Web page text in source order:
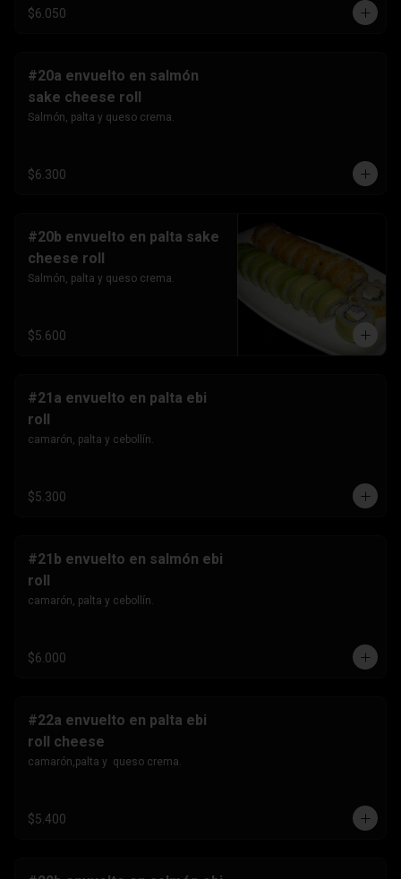
$6.050
#20a envuelto en salmón
sake cheese roll
Salmón, palta y queso crema.
$6.300
#20b envuelto en palta sake
cheese roll
Salmón, palta y queso crema.
$5.600
#21a envuelto en palta ebi
roll
camarón, palta y cebollín.
$5.300
#21b envuelto en salmón ebi
roll
camarón, palta y cebollín.
$6.000
#22a envuelto en palta ebi
roll cheese
camarón,palta y  queso crema.
$5.400